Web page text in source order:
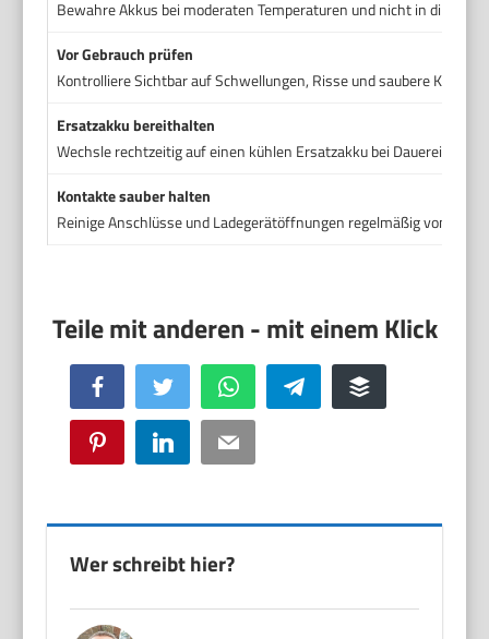
Bewahre Akkus bei moderaten Temperaturen und nicht in direkter
Vor Gebrauch prüfen
Kontrolliere Sichtbar auf Schwellungen, Risse und saubere
Ersatzakku bereithalten
Wechsle rechtzeitig auf einen kühlen Ersatzakku bei Dauereinsatz.
Kontakte sauber halten
Reinige Anschlüsse und Ladegerätöffnungen regelmäßig von
Facebook Twitter WhatsApp Telegram Buffer
Pinterest LinkedIn Email
Wer schreibt hier?